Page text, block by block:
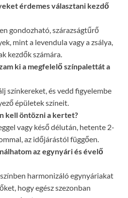
érdemes választani kezdő
gondozható, szárazságtűrő
mint a levendula vagy a zsálya,
kezdők számára.
ki a megfelelő színpalettát a
színkereket, és vedd figyelembe
épületek színeit.
kell öntözni a kertet?
vagy késő délután, hetente 2-
az időjárástól függően.
az egynyári és évelő
harmonizáló egynyáriakat
hogy egész szezonban